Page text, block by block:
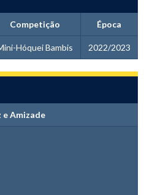
Competição Época
Hóquei Bambis 2022/2023
e Amizade